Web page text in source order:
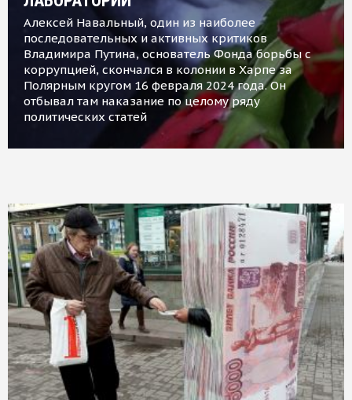
Алексей Навальный, один из наиболее
последовательных и активных критиков
Владимира Путина, основатель Фонда борьбы с
коррупцией, скончался в колонии в Харпе за
Полярным кругом 16 февраля 2024 года. Он
отбывал там наказание по целому ряду
политических статей